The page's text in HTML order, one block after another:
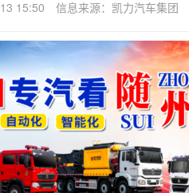
15:50 信息来源：凯力汽车集团